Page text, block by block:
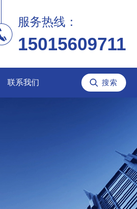
服务热线：
15015609711
联系我们